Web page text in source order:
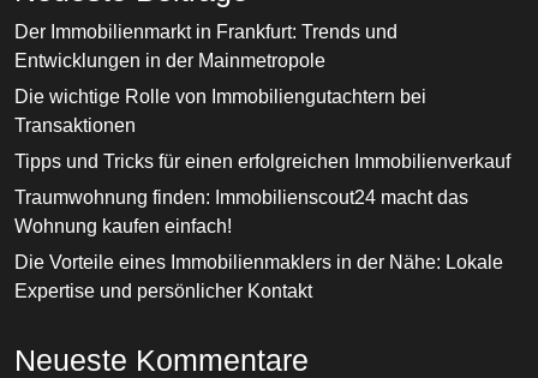
Der Immobilienmarkt in Frankfurt: Trends und
Entwicklungen in der Mainmetropole
Die wichtige Rolle von Immobiliengutachtern bei
Transaktionen
Tipps und Tricks für einen erfolgreichen Immobilienverkauf
Traumwohnung finden: Immobilienscout24 macht das
Wohnung kaufen einfach!
Die Vorteile eines Immobilienmaklers in der Nähe: Lokale
Expertise und persönlicher Kontakt
Neueste Kommentare